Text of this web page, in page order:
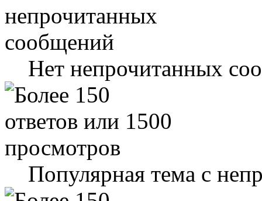
Нет непрочитанных
Популярная тема с